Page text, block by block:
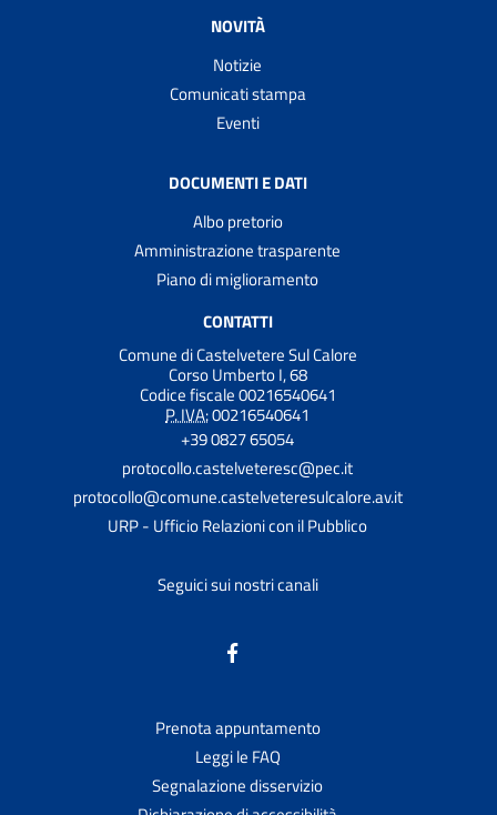
NOVITÀ
Notizie
Comunicati stampa
Eventi
DOCUMENTI E DATI
Albo pretorio
Amministrazione trasparente
Piano di miglioramento
CONTATTI
Comune di Castelvetere Sul Calore
Corso Umberto I, 68
Codice fiscale 00216540641
P. IVA:00216540641
+39 0827 65054
protocollo.castelveteresc@pec.it
protocollo@comune.castelveteresulcalore.av.it
URP - Ufficio Relazioni con il Pubblico
Seguici sui nostri canali
Prenota appuntamento
Leggi le FAQ
Segnalazione disservizio